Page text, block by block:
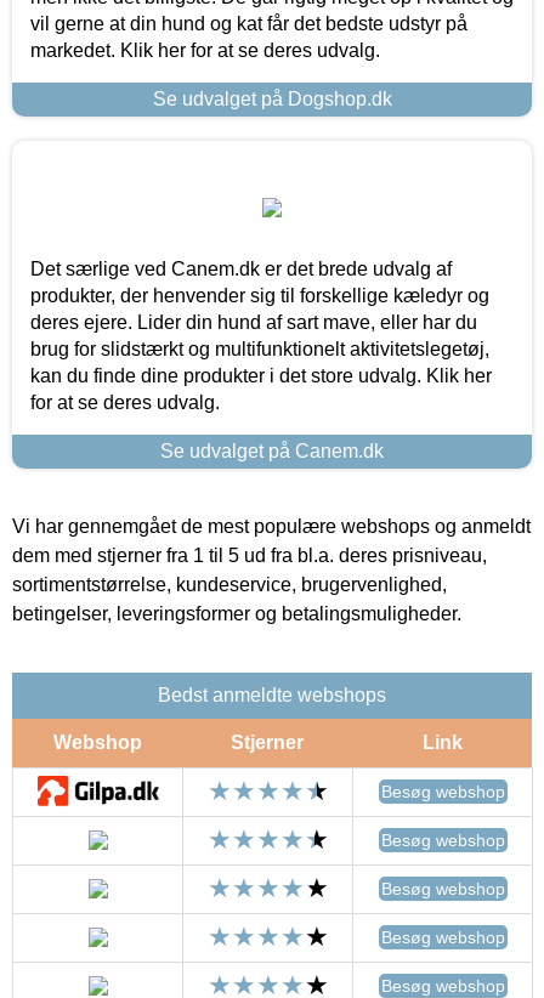
vil gerne at din hund og kat får det bedste udstyr på
markedet. Klik her for at se deres udvalg.
Se udvalget på Dogshop.dk
Det særlige ved Canem.dk er det brede udvalg af
produkter, der henvender sig til forskellige kæledyr og
deres ejere. Lider din hund af sart mave, eller har du
brug for slidstærkt og multifunktionelt aktivitetslegetøj,
kan du finde dine produkter i det store udvalg. Klik her
for at se deres udvalg.
Se udvalget på Canem.dk
Vi har gennemgået de mest populære webshops og anmeldt
dem med stjerner fra 1 til 5 ud fra bl.a. deres prisniveau,
sortimentstørrelse, kundeservice, brugervenlighed,
betingelser, leveringsformer og betalingsmuligheder.
Bedst anmeldte webshops
Webshop Stjerner Link
Besøg webshop
Besøg webshop
Besøg webshop
Besøg webshop
Besøg webshop